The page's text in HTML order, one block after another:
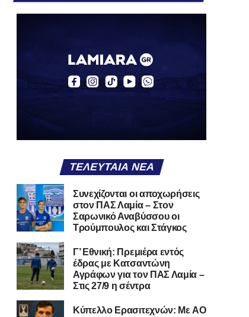
ΤΕΛΕΥΤΑΊΑ ΝΈΑ
Συνεχίζονται οι αποχωρήσεις
στον ΠΑΣ Λαμία – Στον
Σαρωνικό Αναβύσσου οι
Τρούμπουλος και Στάγκος
Γ’ Εθνική: Πρεμιέρα εντός
έδρας με Κατσαντώνη
Αγράφων για τον ΠΑΣ Λαμία –
Στις 27/9 η σέντρα
Kύπελλο Ερασιτεχνών: Με AO